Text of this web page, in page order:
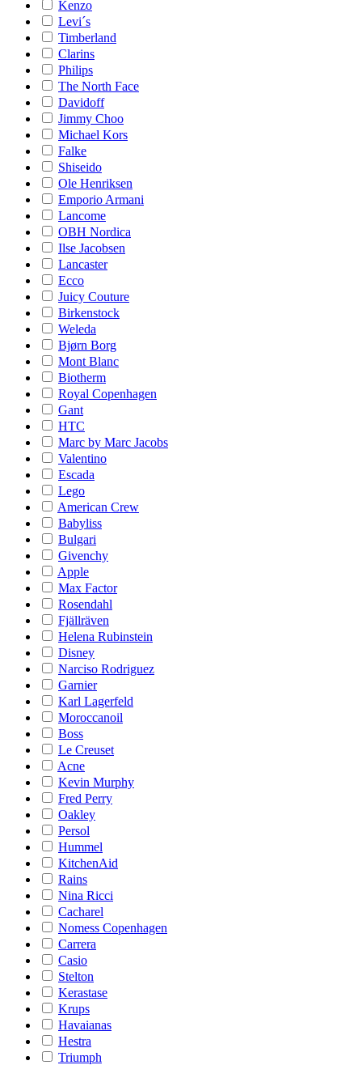
Kenzo
Levi´s
Timberland
Clarins
Philips
The North Face
Davidoff
Jimmy Choo
Michael Kors
Falke
Shiseido
Ole Henriksen
Emporio Armani
Lancome
OBH Nordica
Ilse Jacobsen
Lancaster
Ecco
Juicy Couture
Birkenstock
Weleda
Bjørn Borg
Mont Blanc
Biotherm
Royal Copenhagen
Gant
HTC
Marc by Marc Jacobs
Valentino
Escada
Lego
American Crew
Babyliss
Bulgari
Givenchy
Apple
Max Factor
Rosendahl
Fjällräven
Helena Rubinstein
Disney
Narciso Rodriguez
Garnier
Karl Lagerfeld
Moroccanoil
Boss
Le Creuset
Acne
Kevin Murphy
Fred Perry
Oakley
Persol
Hummel
KitchenAid
Rains
Nina Ricci
Cacharel
Nomess Copenhagen
Carrera
Casio
Stelton
Kerastase
Krups
Havaianas
Hestra
Triumph